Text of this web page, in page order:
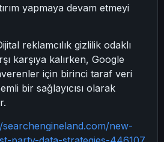
yapmaya devam etmeyi
reklamcılık gizlilik odaklı
karşıya kalırken, Google
için birinci taraf veri
bir sağlayıcısı olarak
new-